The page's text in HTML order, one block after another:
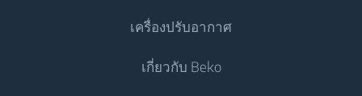
ตู้แช่แข็ง
เครื่องซักผ้าแบบตั้งอิสระ
เครื่องซักและอบผ้า
เตาอบแบบผนึกเฟอร์นิเจอ
เครื่องปรับอากาศ
เกี่ยวกับ Beko